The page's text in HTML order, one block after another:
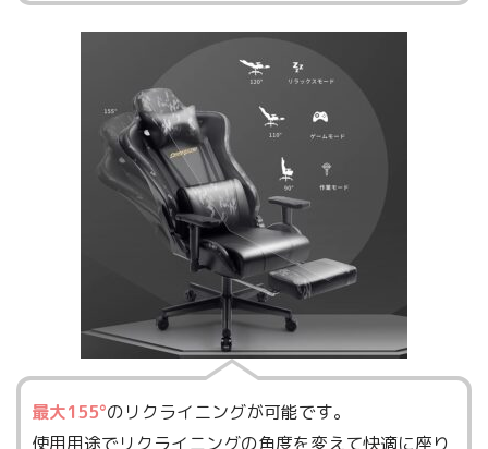
最大155°のリクライニングが可能です。
使用用途でリクライニングの角度を変えて快適に座り